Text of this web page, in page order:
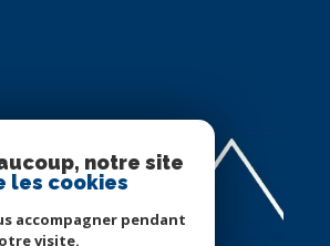
notre site
les cookies
accompagner pendant
visite.